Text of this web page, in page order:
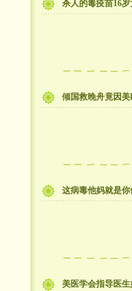
杀人的毒疫苗16
倾国救晚舟竟因
这病毒他妈就是
美医学会指导医